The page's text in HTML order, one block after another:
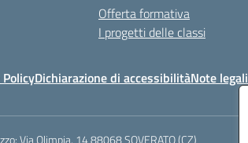
Offerta formativa
I progetti delle classi
Dichiarazione di accessibilitàNote legali
Via Olimpia, 14 88068 SOVERATO (CZ)